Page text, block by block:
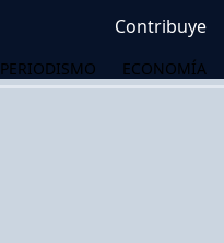
Contribuye
PERIODISMO ECONOMÍA